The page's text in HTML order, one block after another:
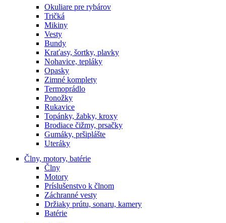
Okuliare pre rybárov
Tričká
Mikiny
Vesty
Bundy
Kraťasy, šortky, plavky
Nohavice, tepláky
Opasky
Zimné komplety
Termoprádlo
Ponožky
Rukavice
Topánky, žabky, kroxy
Brodiace čižmy, prsačky
Gumáky, pršiplášte
Uteráky
Člny, motory, batérie
Člny
Motory
Príslušenstvo k člnom
Záchranné vesty
Držiaky prútu, sonaru, kamery
Batérie